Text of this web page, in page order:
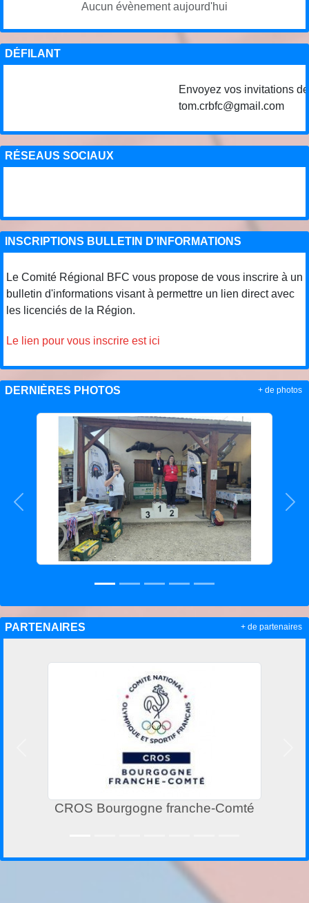
Aucun évènement aujourd'hui
DÉFILANT
Envoyez vos invitations de
tom.crbfc@gmail.com
RÉSEAUS SOCIAUX
INSCRIPTIONS BULLETIN D'INFORMATIONS
Le Comité Régional BFC vous propose de vous inscrire à un
bulletin d'informations visant à permettre un lien direct avec
les licenciés de la Région.
Le lien pour vous inscrire est ici
DERNIÈRES PHOTOS
Précedent
+ de photos
PARTENAIRES
CROS Bourgogne franche-Comté
+ de partenaires